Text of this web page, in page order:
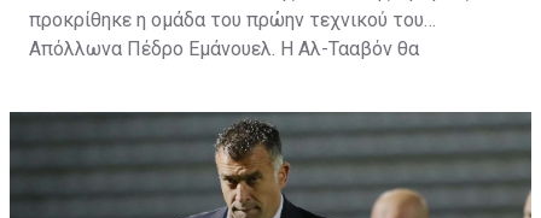
προκρίθηκε η ομάδα του πρώην τεχνικού του
Απόλλωνα Πέδρο Εμάνουελ. Η Αλ-Τααβόν θα
Πρίγιοβιτς.